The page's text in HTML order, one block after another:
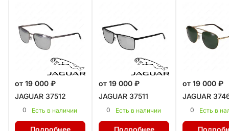
от 19 000 ₽
JAGUAR 37512
0 Есть в наличии
от 19 000 ₽
JAGUAR 37511
0 Есть в наличии
от 19 000 ₽
JAGUAR
0 Есть в